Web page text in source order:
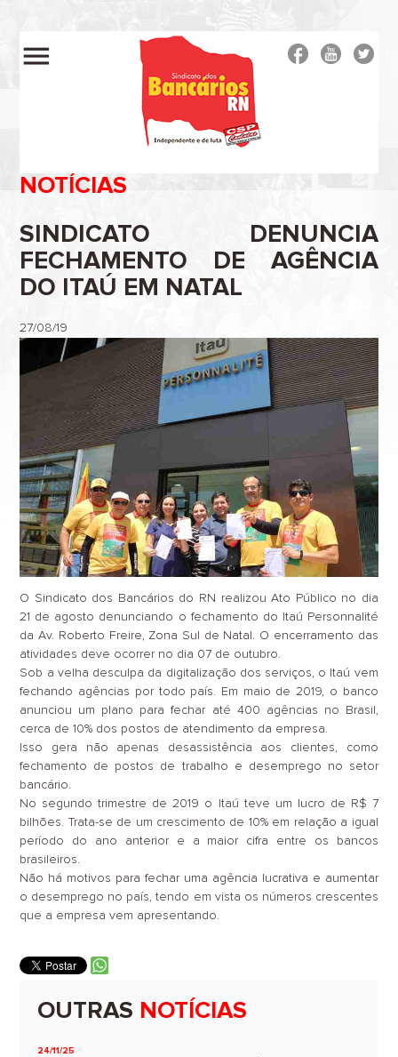
menu
NOTÍCIAS
SINDICATO DENUNCIA
FECHAMENTO DE AGÊNCIA
DO ITAÚ EM NATAL
27/08/19
O Sindicato dos Bancários do RN realizou Ato Público no dia
21 de agosto denunciando o fechamento do Itaú Personnalité
da Av. Roberto Freire, Zona Sul de Natal. O encerramento das
atividades deve ocorrer no dia 07 de outubro.
Sob a velha desculpa da digitalização dos serviços, o Itaú vem
fechando agências por todo país. Em maio de 2019, o banco
anunciou um plano para fechar até 400 agências no Brasil,
cerca de 10% dos postos de atendimento da empresa.
Isso gera não apenas desassistência aos clientes, como
fechamento de postos de trabalho e desemprego no setor
bancário.
No segundo trimestre de 2019 o Itaú teve um lucro de R$ 7
bilhões. Trata-se de um crescimento de 10% em relação a igual
período do ano anterior e a maior cifra entre os bancos
brasileiros.
Não há motivos para fechar uma agência lucrativa e aumentar
o desemprego no país, tendo em vista os números crescentes
que a empresa vem apresentando.
OUTRAS NOTÍCIAS
24/11/25